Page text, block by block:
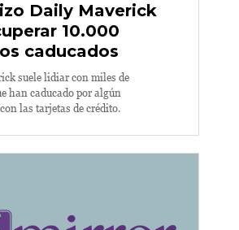
Daily Maverick
10.000
caducados
suele lidiar con miles de
han caducado por algún
las tarjetas de crédito.